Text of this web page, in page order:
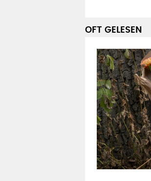
OFT GELESEN